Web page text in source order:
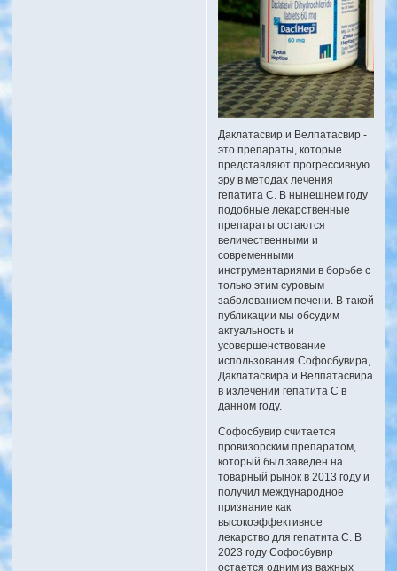
Даклатасвир и Велпатасвир -
это препараты, которые
представляют прогрессивную
эру в методах лечения
гепатита C. В нынешнем году
подобные лекарственные
препараты остаются
величественными и
современными
инструментариями в борьбе с
только этим суровым
заболеванием печени. В такой
публикации мы обсудим
актуальность и
усовершенствование
использования Софосбувира,
Даклатасвира и Велпатасвира
в излечении гепатита C в
данном году.
Софосбувир считается
провизорским препаратом,
который был заведен на
товарный рынок в 2013 году и
получил международное
признание как
высокоэффективное
лекарство для гепатита C. В
2023 году Софосбувир
остается одним из важных